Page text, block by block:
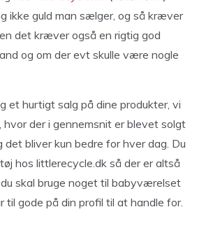
ikke guld man sælger, og så kræver
det kræver også en rigtig god
og om der evt skulle være nogle
et hurtigt salg på dine produkter, vi
der i gennemsnit er blevet solgt
bliver kun bedre for hver dag. Du
hos littlerecycle.dk så der er altså
skal bruge noget til babyværelset
til gode på din profil til at handle for.